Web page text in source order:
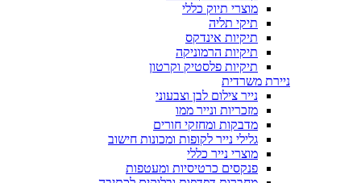
מוצרי תיוק כללי
תיקי תליה
תיקיות אינדקס
תיקיות הרמוניקה
תיקיות פלסטיק וקרטון
ניירת משרדית
נייר צילום לבן וצבעוני
מזכריות ונייר ממו
מדבקות ומחזקי חורים
גלילי נייר לקופות ומכונות חישוב
מוצרי נייר כללי
פנקסים כרטיסיות ומעטפות